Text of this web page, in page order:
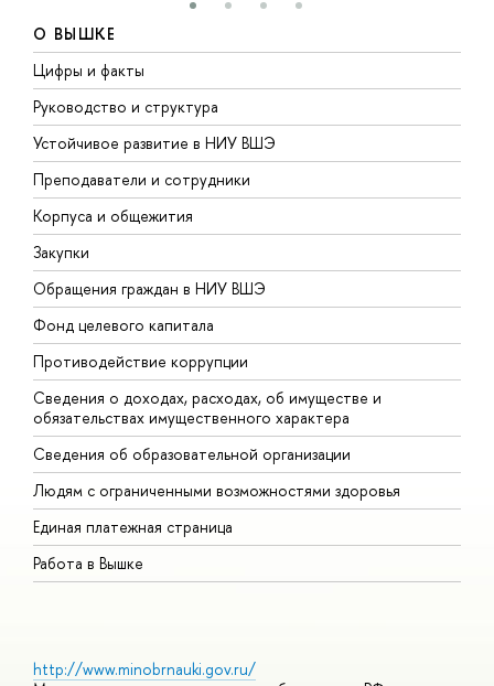
О ВЫШКЕ
Цифры и факты
Руководство и структура
Устойчивое развитие в НИУ ВШЭ
Преподаватели и сотрудники
Корпуса и общежития
Закупки
Обращения граждан в НИУ ВШЭ
Фонд целевого капитала
Противодействие коррупции
Сведения о доходах, расходах, об имуществе и
обязательствах имущественного характера
Сведения об образовательной организации
Людям с ограниченными возможностями здоровья
Единая платежная страница
Работа в Вышке
http://www.minobrnauki.gov.ru/